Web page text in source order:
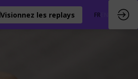
Visionnez les replays FR